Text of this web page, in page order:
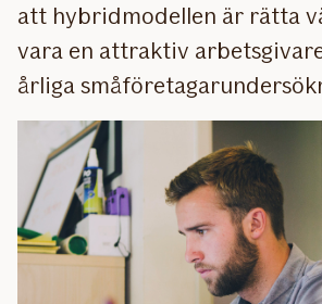
att hybridmodellen är rätta
vara en attraktiv
årliga